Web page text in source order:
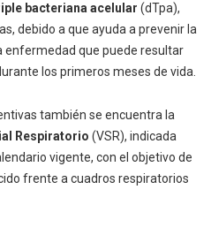
bacteriana acelular (dTpa),
debido a que ayuda a prevenir la
enfermedad que puede resultar
los primeros meses de vida.
también se encuentra la
Respiratorio (VSR), indicada
vigente, con el objetivo de
frente a cuadros respiratorios